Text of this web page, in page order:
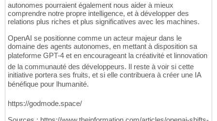
autonomes pourraient également nous aider à mieux
comprendre notre propre intelligence, et à développer des
relations plus riches et plus significatives avec les machines.
OpenAI se positionne comme un acteur majeur dans le
domaine des agents autonomes, en mettant à disposition sa
plateforme GPT-4 et en encourageant la créativité et linnovation
de la communauté des développeurs. Il reste à voir si cette
initiative portera ses fruits, et si elle contribuera à créer une IA
bénéfique pour lhumanité.
https://godmode.space/